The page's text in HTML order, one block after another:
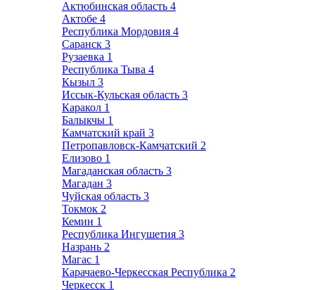
Актюбинская область 4
Актобе 4
Республика Мордовия 4
Саранск 3
Рузаевка 1
Республика Тыва 4
Кызыл 3
Иссык-Кульская область 3
Каракол 1
Балыкчы 1
Камчатский край 3
Петропавловск-Камчатский 2
Елизово 1
Магаданская область 3
Магадан 3
Чуйская область 3
Токмок 2
Кемин 1
Республика Ингушетия 3
Назрань 2
Магас 1
Карачаево-Черкесская Республика 2
Черкесск 1